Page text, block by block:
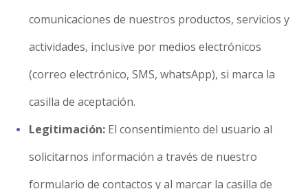
comunicaciones de nuestros productos, servicios y
actividades, inclusive por medios electrónicos
(correo electrónico, SMS, whatsApp), si marca la
casilla de aceptación.
Legitimación: El consentimiento del usuario al
solicitarnos información a través de nuestro
formulario de contactos y al marcar la casilla de